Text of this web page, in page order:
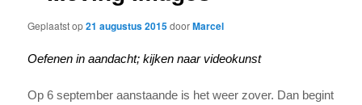
Geplaatst op21 augustus 2015doorMarcel
Oefenen in aandacht; kijken naar videokunst
Op 6 september aanstaande is het weer zover. Dan begint